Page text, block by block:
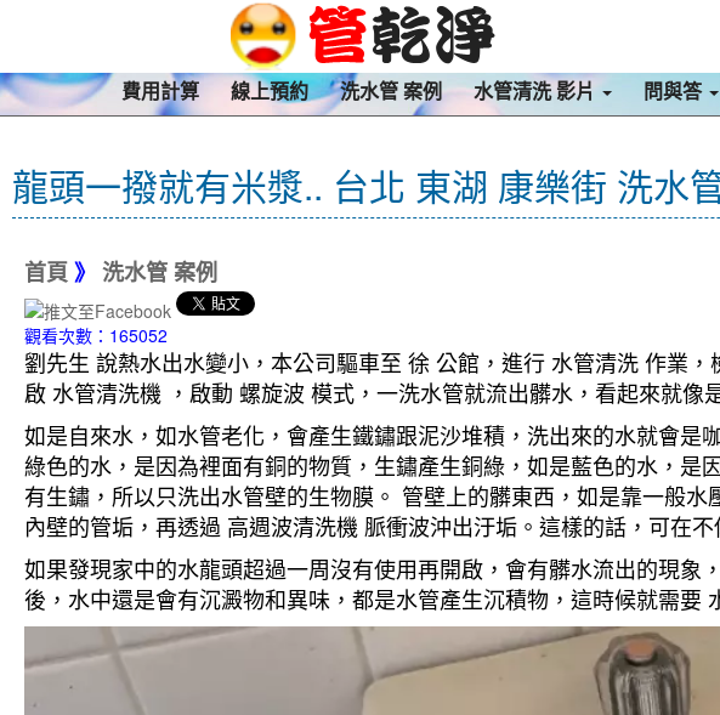
費用計算 線上預約 洗水管 案例 水管清洗 影片 問與答
龍頭一撥就有米漿.. 台北 東湖 康樂街 洗水
首頁 》 洗水管 案例
觀看次數：165052
劉先生 說熱水出水變小，本公司驅車至 徐 公館，進行 水管清洗 作業
啟 水管清洗機 ，啟動 螺旋波 模式，一洗水管就流出髒水，看起來就像
如是自來水，如水管老化，會產生鐵鏽跟泥沙堆積，洗出來的水就會
綠色的水，是因為裡面有銅的物質，生鏽產生銅綠，如是藍色的水，
有生鏽，所以只洗出水管壁的生物膜。 管壁上的髒東西，如是靠一般
內壁的管垢，再透過 高週波清洗機 脈衝波沖出汙垢。這樣的話，可在
如果發現家中的水龍頭超過一周沒有使用再開啟，會有髒水流出的現
後，水中還是會有沉澱物和異味，都是水管產生沉積物，這時候就需要